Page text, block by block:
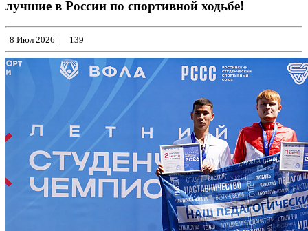
лучшие в России по спортивной ходьбе!
8 Июл 2026 | 139